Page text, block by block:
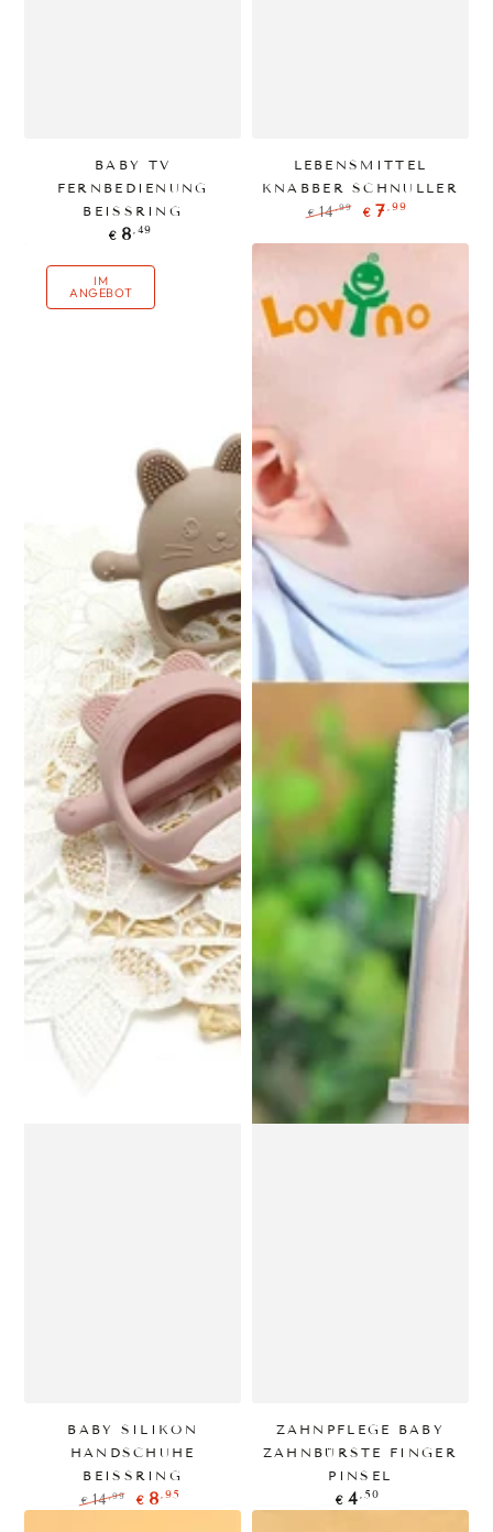
BABY TV
FERNBEDIENUNG
BEISSRING
Regulärer
€ 8,49
LEBENSMITTEL
KNABBER SCHNULLER
Preis
€ 14,99 € 7,99
IM
ANGEBOT
BABY SILIKON
HANDSCHUHE
BEISSRING
Regulärer
€ 14,99
Verkaufspreis
€ 8,95
ZAHNPFLEGE BABY
ZAHNBÜRSTE FINGER
PINSEL
Regulärer
Preis
€ 4,50